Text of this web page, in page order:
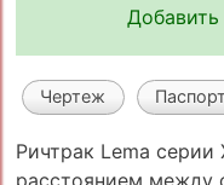
Добавить
Чертеж Паспорт
Ричтрак Lema серии
расстоянием между